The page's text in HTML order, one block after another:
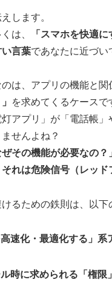
します。
は、
「スマホを快適
言葉であなたに近づい
は、アプリの機能と関
を求めてくるケースで
アプリ」が「電話帳」
せんよね？
ぜその機能が必要なの
れは危険信号（レッド
るための鉄則は、以下
速化・最適化する」系
時に求められる「権限